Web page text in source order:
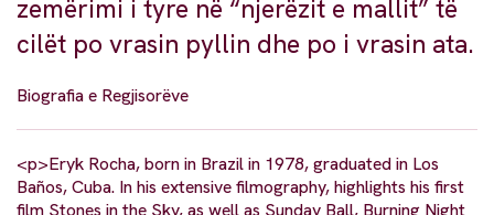
zemërimi i tyre në “njerëzit e mallit” të
cilët po vrasin pyllin dhe po i vrasin ata.
Biografia e Regjisorëve
<p>Eryk Rocha, born in Brazil in 1978, graduated in Los
Baños, Cuba. In his extensive filmography, highlights his first